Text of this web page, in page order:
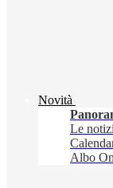
Novità
Le
Albo